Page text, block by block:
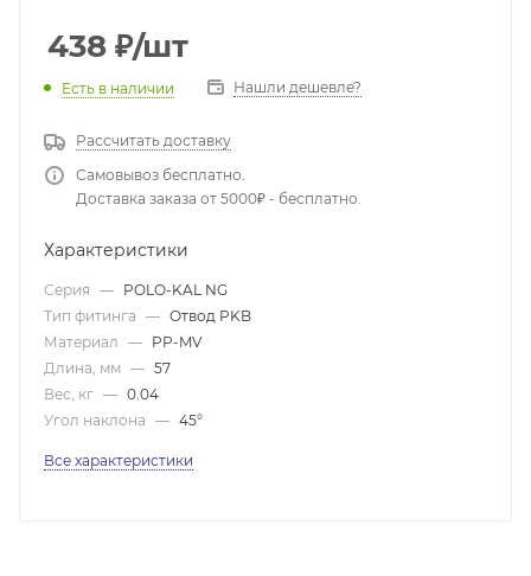
438 ₽/шт
Есть в наличии Нашли дешевле?
Рассчитать доставку
Самовывоз бесплатно.
Доставка заказа от 5000₽ - бесплатно.
Характеристики
Серия — POLO-KAL NG
Тип фитинга — Отвод PKB
Материал — PP-MV
Длина, мм — 57
Вес, кг — 0.04
Угол наклона — 45°
Все характеристики